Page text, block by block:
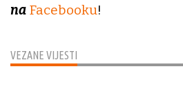
VEZANE VIJESTI
na Facebooku!